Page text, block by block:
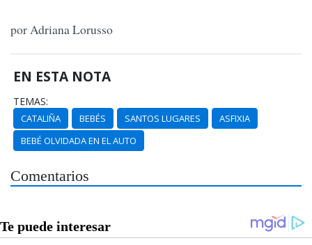
por Adriana Lorusso
EN ESTA NOTA
TEMAS:
CATALIÑA BEBÉS SANTOS LUGARES
ASFIXIA
BEBÉ OLVIDADA EN EL AUTO
Comentarios